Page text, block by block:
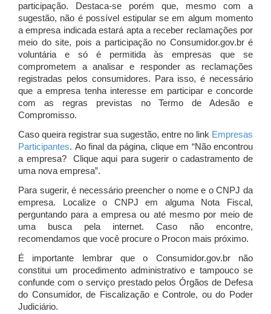
participação. Destaca-se porém que, mesmo com a
sugestão, não é possível estipular se em algum momento
a empresa indicada estará apta a receber reclamações por
meio do site, pois a participação no Consumidor.gov.br é
voluntária e só é permitida às empresas que se
comprometem a analisar e responder as reclamações
registradas pelos consumidores. Para isso, é necessário
que a empresa tenha interesse em participar e concorde
com as regras previstas no Termo de Adesão e
Compromisso.
Caso queira registrar sua sugestão, entre no link Empresas
Participantes. Ao final da página, clique em “Não encontrou
a empresa? Clique aqui para sugerir o cadastramento de
uma nova empresa”.
Para sugerir, é necessário preencher o nome e o CNPJ da
empresa. Localize o CNPJ em alguma Nota Fiscal,
perguntando para a empresa ou até mesmo por meio de
uma busca pela internet. Caso não encontre,
recomendamos que você procure o Procon mais próximo.
É importante lembrar que o Consumidor.gov.br não
constitui um procedimento administrativo e tampouco se
confunde com o serviço prestado pelos Órgãos de Defesa
do Consumidor, de Fiscalização e Controle, ou do Poder
Judiciário.